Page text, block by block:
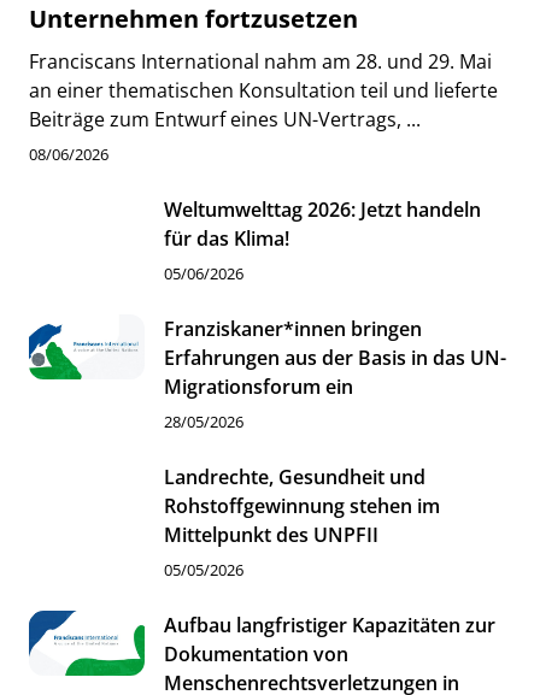
Unternehmen fortzusetzen
Franciscans International nahm am 28. und 29. Mai
an einer thematischen Konsultation teil und lieferte
Beiträge zum Entwurf eines UN-Vertrags, ...
08/06/2026
Weltumwelttag 2026: Jetzt handeln
für das Klima!
05/06/2026
Franziskaner*innen bringen
Erfahrungen aus der Basis in das UN-
Migrationsforum ein
28/05/2026
Landrechte, Gesundheit und
Rohstoffgewinnung stehen im
Mittelpunkt des UNPFII
05/05/2026
Aufbau langfristiger Kapazitäten zur
Dokumentation von
Menschenrechtsverletzungen in